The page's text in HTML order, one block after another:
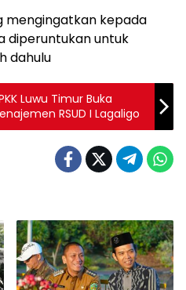
mengingatkan kepada
diperuntukan untuk
dahulu
Luwu Timur Buka
RSUD I Lagaligo